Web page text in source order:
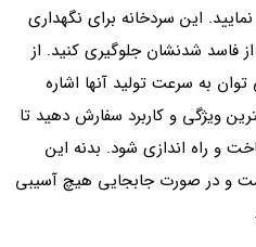
این سردخانه برای نگهداری
فاسد شدنشان جلوگیری کنید. از
به سرعت تولید آنها اشاره
ویژگی و کاربرد سفارش دهید تا
و راه اندازی شود. بدنه این
و در صورت جابجایی هیچ آسیبی